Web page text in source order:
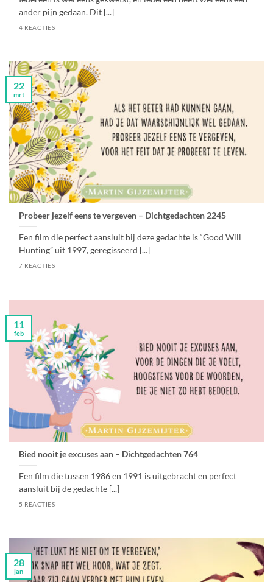
ander pijn gedaan. Dit [...]
4 REACTIES
Probeer jezelf eens te vergeven – Dichtgedachten 2245
Een film die perfect aansluit bij deze gedachte is “Good Will
Hunting” uit 1997, geregisseerd [...]
7 REACTIES
22
mrt
Bied nooit je excuses aan – Dichtgedachten 764
Een film die tussen 1986 en 1991 is uitgebracht en perfect
aansluit bij de gedachte [...]
5 REACTIES
11
feb
28
jan